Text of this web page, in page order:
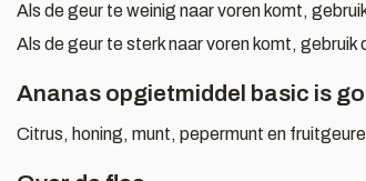
Als de geur te weinig naar voren komt,
Als de geur te sterk naar voren komt, gebruik
Ananas opgietmiddel basic is
Citrus, honing, munt, pepermunt en